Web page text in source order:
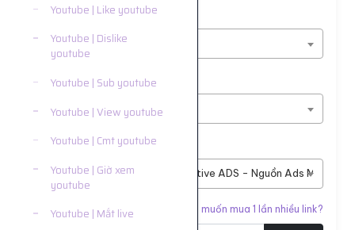
Youtube | Like youtube
Youtube | Dislike
youtube
Youtube | Sub youtube
Youtube | View youtube
Youtube | Cmt youtube
Youtube | Giờ xem
youtube
Youtube | Mắt live
Nền tảng
Dịch vụ Youtube
Phân loại
Youtube | View youtube
Dịch vụ
#7282 Sv1 | View ytb Native ADS - Nguồn Ads Mxh
Liên kết cần tăng Bạn muốn mua 1 lần nhiều link?